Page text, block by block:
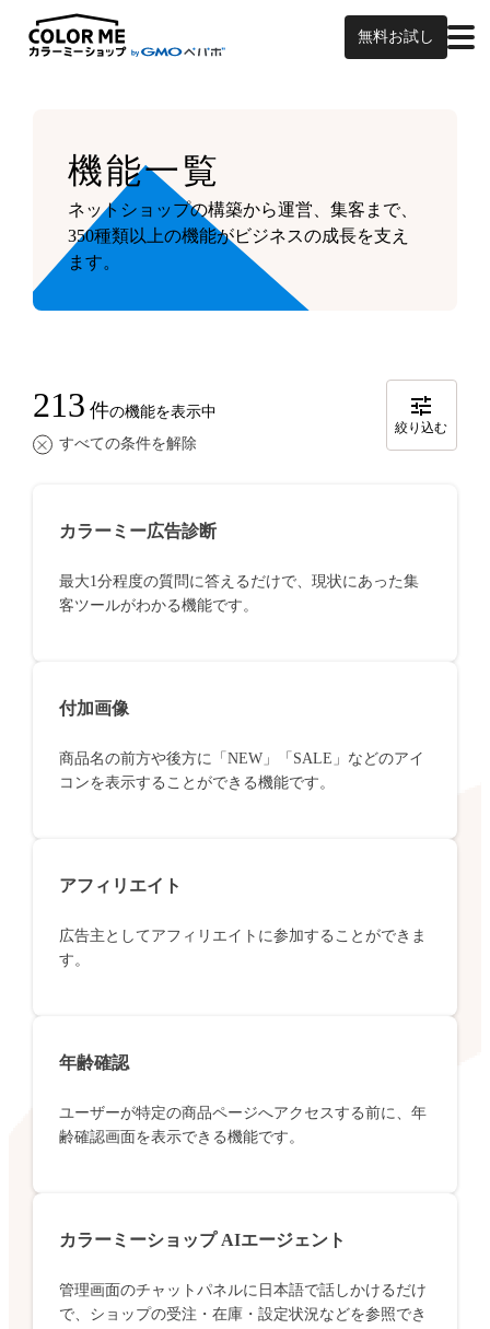
無料お試し
機能一覧
ネットショップの構築から運営、集客まで、
350種類以上の機能がビジネスの成長を支え
ます。
213 件の機能を表示中
すべての条件を解除
絞り込む
カラーミー広告診断
最大1分程度の質問に答えるだけで、現状にあった集
客ツールがわかる機能です。
付加画像
商品名の前方や後方に「NEW」「SALE」などのアイ
コンを表示することができる機能です。
アフィリエイト
広告主としてアフィリエイトに参加することができま
す。
年齢確認
ユーザーが特定の商品ページへアクセスする前に、年
齢確認画面を表示できる機能です。
カラーミーショップ AIエージェント
管理画面のチャットパネルに日本語で話しかけるだけ
で、ショップの受注・在庫・設定状況などを参照でき